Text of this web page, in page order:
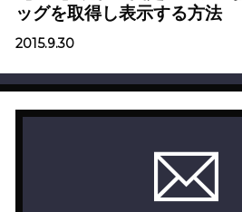
ッグを取得し表示する方法
2015.9.30